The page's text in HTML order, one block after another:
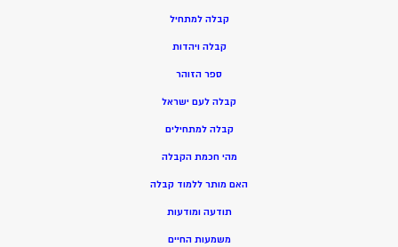
קבלה למתחיל
קבלה ויהדות
ספר הזוהר
קבלה לעם ישראל
קבלה למתחילים
מהי חכמת הקבלה
האם מותר ללמוד קבלה
תודעה ומודעות
משמעות החיים